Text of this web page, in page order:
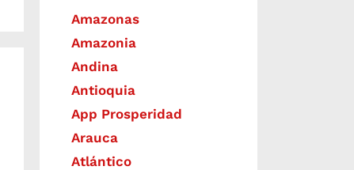
Amazonas
Amazonia
Andina
Antioquia
App Prosperidad
Arauca
Atlántico